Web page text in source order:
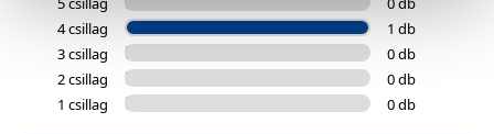
cookie-k személyazonosítására nem alkalmasak,
szolgáltatásaink biztosításához szükségesek. Az oldal
használatával Ön elfogadja a cookie-k használatát.
További információk:ÁSZFésAdatvédelem
4 csillag
1 db
3 csillag
0 db
2 csillag
0 db
1 csillag
0 db